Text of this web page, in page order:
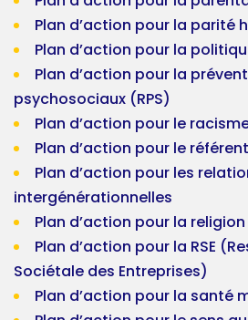
Plan d’action pour la parité
Plan d’action pour la
Plan d’action pour la
psychosociaux (RPS)
Plan d’action pour le
Plan d’action pour le
Plan d’action pour les
intergénérationnelles
Plan d’action pour la
Plan d’action pour la RSE
Sociétale des Entreprises)
Plan d’action pour la santé